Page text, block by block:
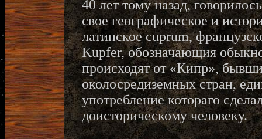
40 лет тому назад,
свое географическое и
латинское cuprum,
Kupfer, обозначающия
происходят от «Кипр»,
околосредиземных стран,
употребление котораго
доисторическому человеку.